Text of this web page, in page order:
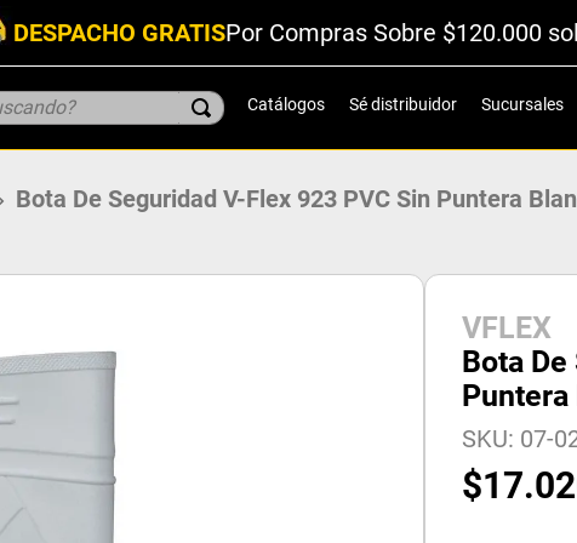
DESPACHO GRATISPor Compras Sobre $120.000
Catálogos Sé distribuidor Sucursales
Bota De Seguridad V-Flex 923 PVC Sin Puntera
VFLEX
Bota
Puntera
SKU: 07-
$17.